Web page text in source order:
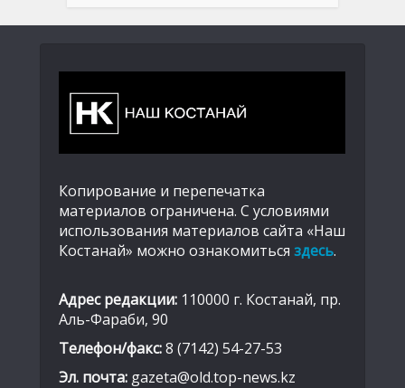
Копирование и перепечатка
материалов ограничена. С условиями
использования материалов сайта «Наш
Костанай» можно ознакомиться здесь.
Адрес редакции: 110000 г. Костанай, пр.
Аль-Фараби, 90
Телефон/факс:8 (7142) 54-27-53
Эл. почта: gazeta@old.top-news.kz